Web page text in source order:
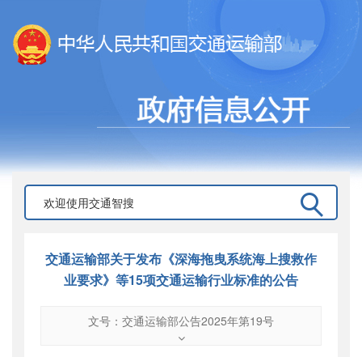
交通运输部关于发布《深海拖曳系统海上搜救作
业要求》等15项交通运输行业标准的公告
文号：交通运输部公告2025年第19号
交通运输部公告2025年第19号